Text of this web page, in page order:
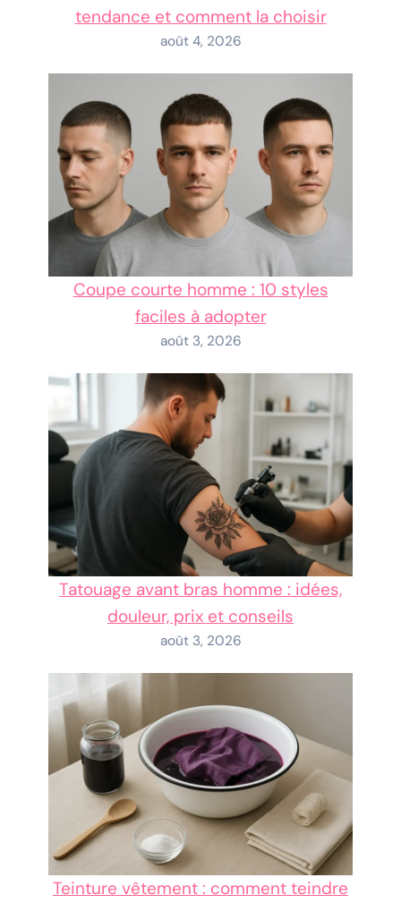
tendance et comment la choisir
août 4, 2026
Coupe courte homme : 10 styles
faciles à adopter
août 3, 2026
Tatouage avant bras homme : idées,
douleur, prix et conseils
août 3, 2026
Teinture vêtement : comment teindre